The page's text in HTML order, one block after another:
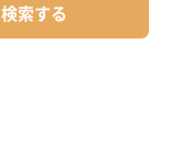
検索する